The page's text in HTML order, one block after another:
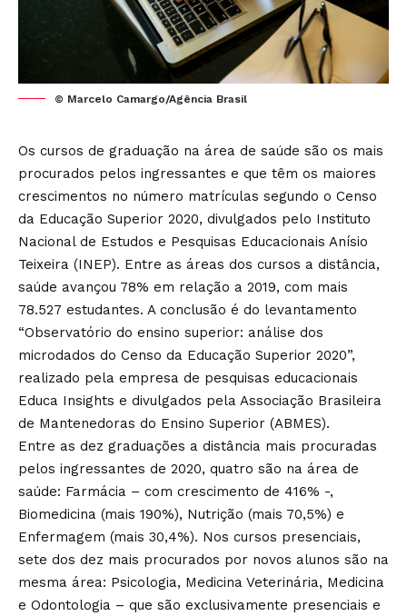
© Marcelo Camargo/Agência Brasil
Os cursos de graduação na área de saúde são os mais
procurados pelos ingressantes e que têm os maiores
crescimentos no número matrículas segundo o Censo
da Educação Superior 2020, divulgados pelo Instituto
Nacional de Estudos e Pesquisas Educacionais Anísio
Teixeira (INEP). Entre as áreas dos cursos a distância,
saúde avançou 78% em relação a 2019, com mais
78.527 estudantes. A conclusão é do levantamento
“Observatório do ensino superior: análise dos
microdados do Censo da Educação Superior 2020”,
realizado pela empresa de pesquisas educacionais
Educa Insights e divulgados pela Associação Brasileira
de Mantenedoras do Ensino Superior (ABMES).
Entre as dez graduações a distância mais procuradas
pelos ingressantes de 2020, quatro são na área de
saúde: Farmácia – com crescimento de 416% -,
Biomedicina (mais 190%), Nutrição (mais 70,5%) e
Enfermagem (mais 30,4%). Nos cursos presenciais,
sete dos dez mais procurados por novos alunos são na
mesma área: Psicologia, Medicina Veterinária, Medicina
e Odontologia – que são exclusivamente presenciais e